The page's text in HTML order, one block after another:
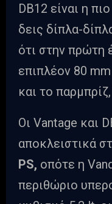
DB12 είναι η
δεις δίπλα-
ότι στην πρώτη
επιπλέον 80
και το
Oι Vantage και
αποκλειστικά
PS, οπότε η
περιθώριο